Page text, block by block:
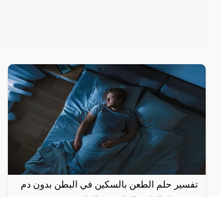
تفسير حلم الطعن بالسكين في البطن بدون دم